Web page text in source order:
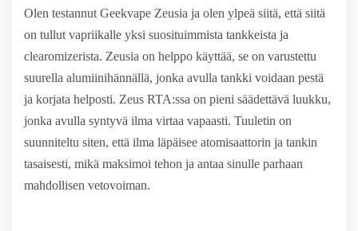
Olen testannut Geekvape Zeusia ja olen ylpeä siitä, että siitä
on tullut vapriikalle yksi suosituimmista tankkeista ja
clearomizerista. Zeusia on helppo käyttää, se on varustettu
suurella alumiinihännällä, jonka avulla tankki voidaan pestä
ja korjata helposti. Zeus RTA:ssa on pieni säädettävä luukku,
jonka avulla syntyvä ilma virtaa vapaasti. Tuuletin on
suunniteltu siten, että ilma läpäisee atomisaattorin ja tankin
tasaisesti, mikä maksimoi tehon ja antaa sinulle parhaan
mahdollisen vetovoiman.